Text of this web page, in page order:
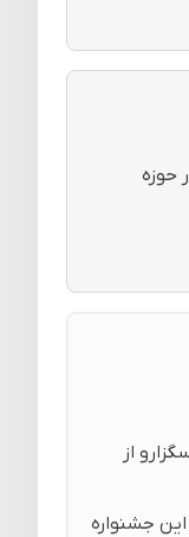
حوزه
از
این جشنواره